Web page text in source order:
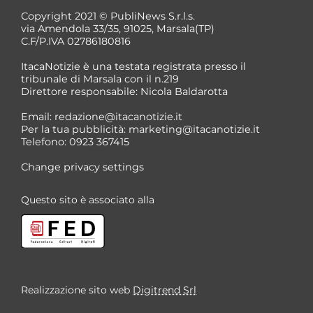
Copyright 2021 © PubliNews S.r.l.s.
via Amendola 33/35, 91025, Marsala(TP)
C.F/P.IVA 02786180816
ItacaNotizie è una testata registrata presso il
tribunale di Marsala con il n.219
Direttore responsabile: Nicola Baldarotta
Email: redazione@itacanotizie.it
Per la tua pubblicità: marketing@itacanotizie.it
Telefono: 0923 367415
Change privacy settings
Questo sito è associato alla
Realizzazione sito web Digitrend Srl